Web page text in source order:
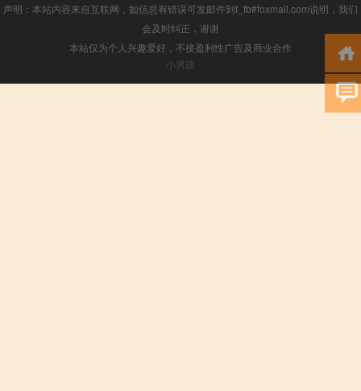
声明：本站内容来自互联网，如信息有错误可发邮件到f_fb#foxmail.com说明，我们
会及时纠正，谢谢
本站仅为个人兴趣爱好，不接盈利性广告及商业合作
小男孩